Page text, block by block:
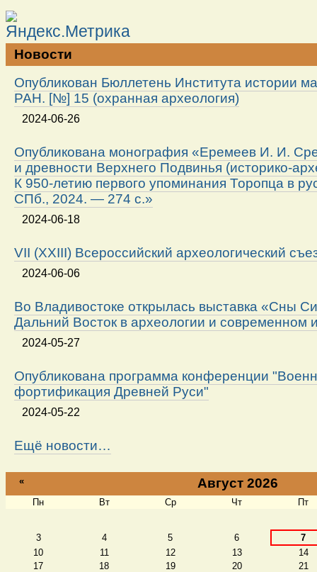
Новости
Опубликован Бюллетень Института истории
РАН. [№] 15 (охранная археология)
2024-06-26
Опубликована монография «Еремеев И. И.
и древности Верхнего Подвинья (историко-
К 950-летию первого упоминания Торопца в
СПб., 2024. — 274 с.»
2024-06-18
VII (XXIII) Всероссийский археологический
2024-06-06
Во Владивостоке открылась выставка «Сны
Дальний Восток в археологии и современном
2024-05-27
Опубликована программа конференции
фортификация Древней Руси"
2024-05-22
Ещё новости…
« Август 2026
Пн Вт Ср Чт Пт
3 4 5 6
7
10
11 12 13
14
17
18 19 20 21